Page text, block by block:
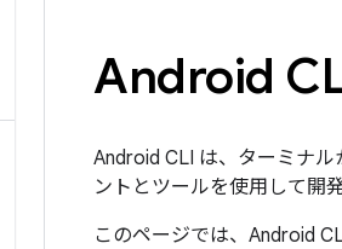
Android
Android CLI は、ターミナ
ントとツールを使用して開
このページでは、Android